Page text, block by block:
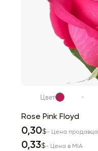
Цвет
Rose Pink Floyd
0,30$- Цена продавца
0,33$- Цена в MIA